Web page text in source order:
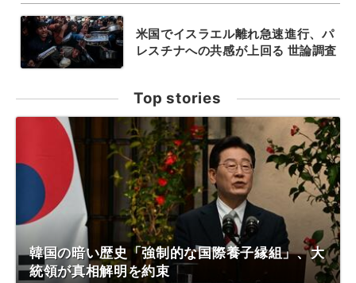
米国でイスラエル離れ急速進行、パ
レスチナへの共感が上回る 世論調査
Top stories
韓国の暗い歴史「強制的な国際養子縁組」、大
統領が真相解明を約束